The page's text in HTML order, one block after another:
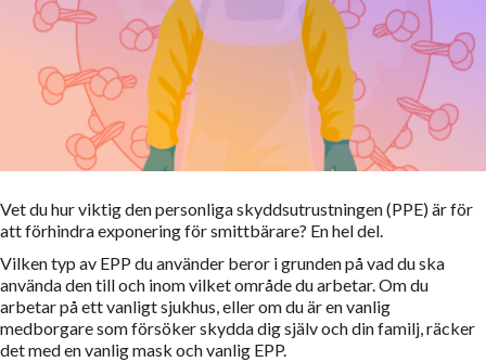
Vet du hur viktig den personliga skyddsutrustningen (PPE) är för
att förhindra exponering för smittbärare? En hel del.
Vilken typ av EPP du använder beror i grunden på vad du ska
använda den till och inom vilket område du arbetar. Om du
arbetar på ett vanligt sjukhus, eller om du är en vanlig
medborgare som försöker skydda dig själv och din familj, räcker
det med en vanlig mask och vanlig EPP.